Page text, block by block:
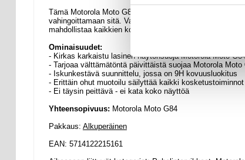
Tämä Motorola Moto G84 -puhelimen karkaistu lasinen
vahingoittamaan sitä. Vaikka se onkin kestävyydeltään
mahdollistaa kaikkien kosketustoimintojen säilyttämisen.
Ominaisuudet:
- Kirkas karkaistu lasinen näytönsuoja Motorola Moto
- Tarjoaa välttämätöntä päivittäistä suojaa Motorola Moto
- Iskunkestävä suunnittelu, jossa on 9H kovuusluokitus
- Erittäin ohut muotoilu säilyttää kaikki kosketustoiminnot
- Ei täysin peittävä - ei kata koko näyttöä
Yhteensopivuus: Motorola Moto G84
Pakkaus: Alkuperäinen
EAN: 5714122215161